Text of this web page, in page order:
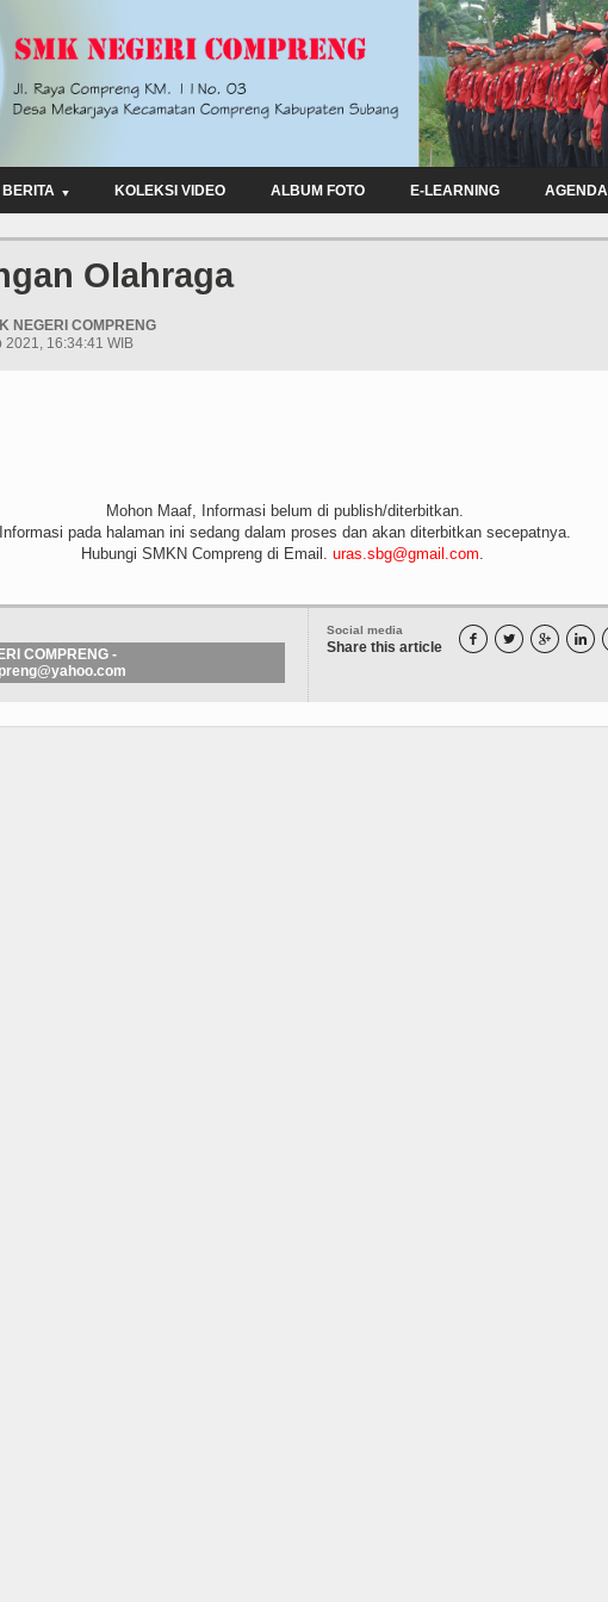
BERITA KOLEKSI VIDEO ALBUM FOTO E-LEARNING AGENDA
Olahraga
NEGERI COMPRENG
2021, 16:34:41 WIB
Mohon Maaf, Informasi belum di publish/diterbitkan.
Informasi pada halaman ini sedang dalam proses dan akan diterbitkan secepatnya.
Hubungi SMKN Compreng di Email. uras.sbg@gmail.com
Social media
Share this article    
COMPRENG -